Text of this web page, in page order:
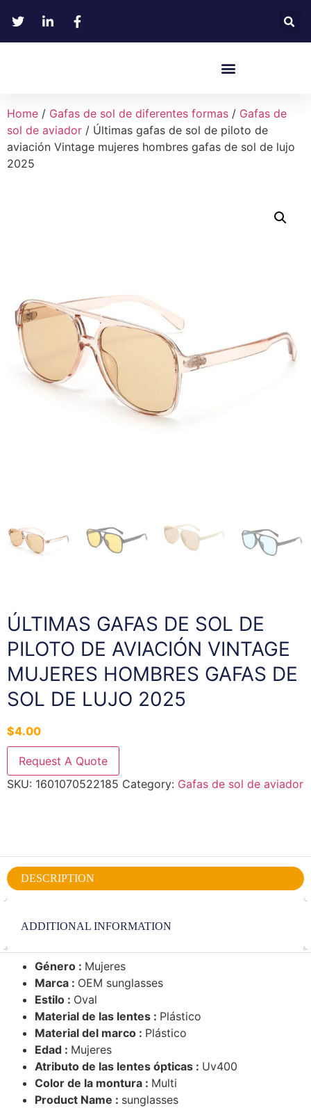
Home / Gafas de sol de diferentes formas / Gafas de
sol de aviador / Últimas gafas de sol de piloto de
aviación Vintage mujeres hombres gafas de sol de lujo
2025
ÚLTIMAS GAFAS DE SOL DE
PILOTO DE AVIACIÓN VINTAGE
MUJERES HOMBRES GAFAS DE
SOL DE LUJO 2025
$4.00
Request A Quote
SKU: 1601070522185 Category: Gafas de sol de aviador
DESCRIPTION
ADDITIONAL INFORMATION
Género : Mujeres
Marca : OEM sunglasses
Estilo : Oval
Material de las lentes : Plástico
Material del marco : Plástico
Edad : Mujeres
Atributo de las lentes ópticas : Uv400
Color de la montura : Multi
Product Name : sunglasses